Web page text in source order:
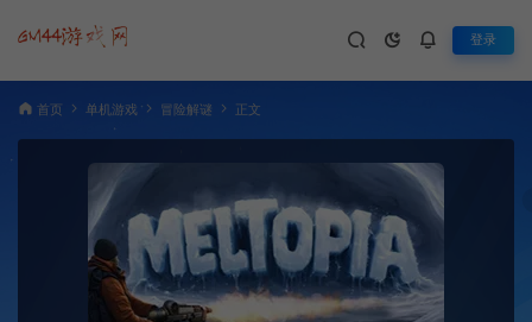
登录
首页 单机游戏 冒险解谜 正文